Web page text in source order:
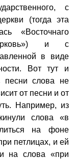
с
(тогда эта
«Восточнаго
и с
в виде
Вот тут и
песни слова не
от песни и от
Например, из
слова «в
на фоне
петлицах, и ей
на слова «при